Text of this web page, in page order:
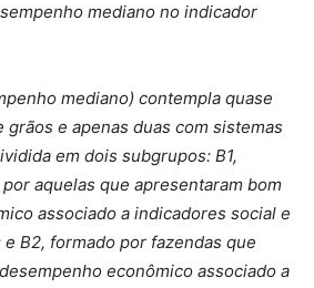
mediano no indicador
mediano) contempla quase
grãos e apenas duas com sistemas
em dois subgrupos: B1,
aquelas que apresentaram bom
associado a indicadores social e
B2, formado por fazendas que
econômico associado a